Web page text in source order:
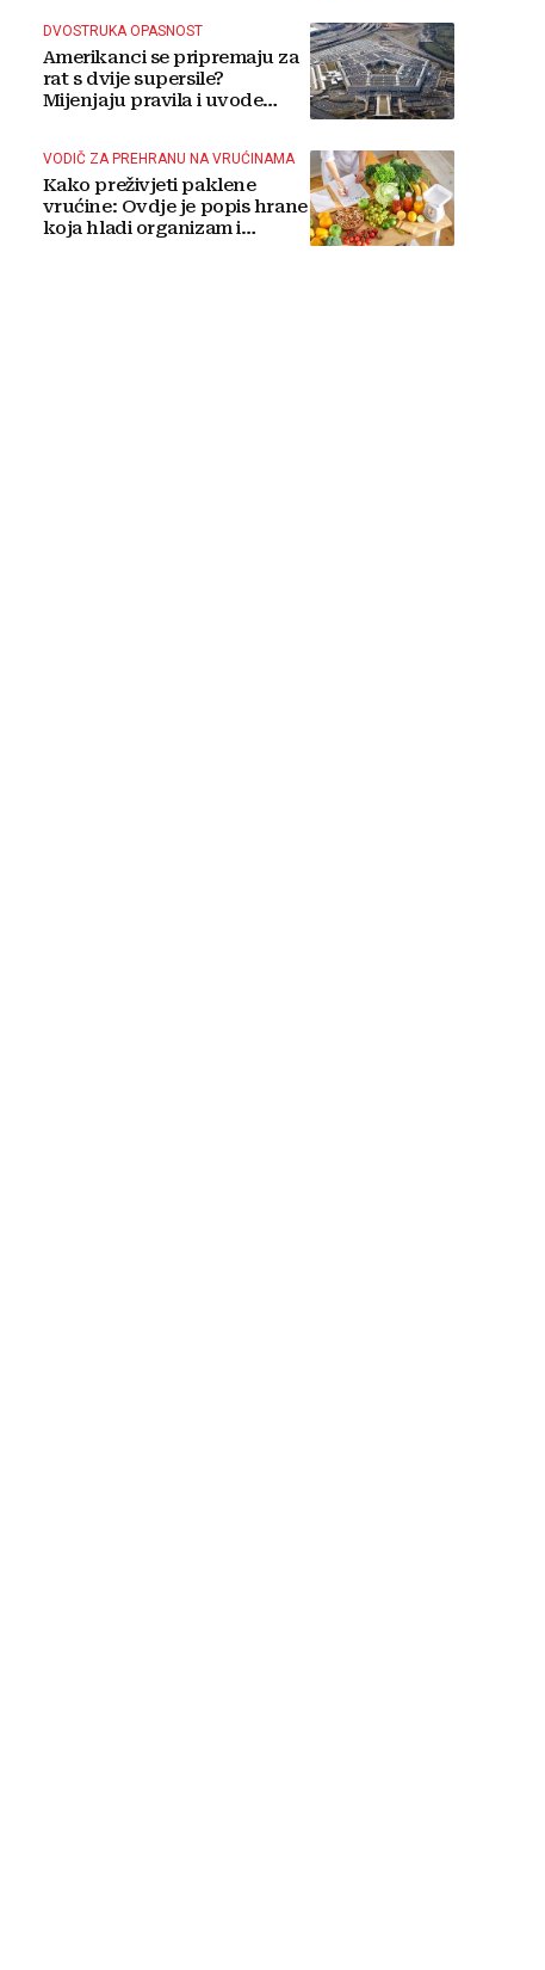
DVOSTRUKA OPASNOST
Amerikanci se pripremaju za
rat s dvije supersile?
Mijenjaju pravila i uvode
VODIČ ZA PREHRANU NA VRUĆINAMA
Kako preživjeti paklene
vrućine: Ovdje je popis hrane
koja hladi organizam i